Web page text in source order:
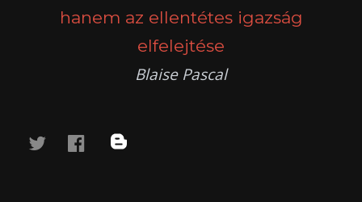
hanem az ellentétes igazság
elfelejtése
Blaise Pascal
twitterfacebook
blog